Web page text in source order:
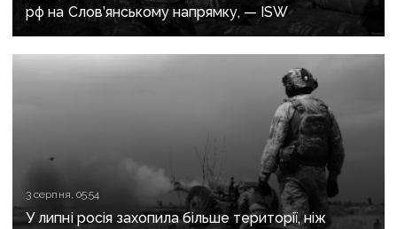
рф на Слов’янському напрямку, — ISW
3 серпня, 05:54
У липні росія захопила більше території, ніж